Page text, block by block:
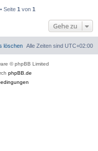
Seite 1von 1
Gehe zu
Alle Zeiten sind UTC+02:00
löschen
© phpBB Limited
phpBB.de